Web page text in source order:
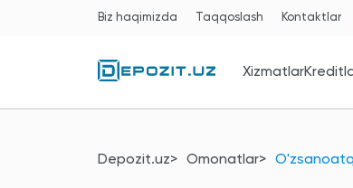
Biz haqimizda Taqqoslash Kontaktlar
Xizmatlar
Depozit.uz Omonatlar